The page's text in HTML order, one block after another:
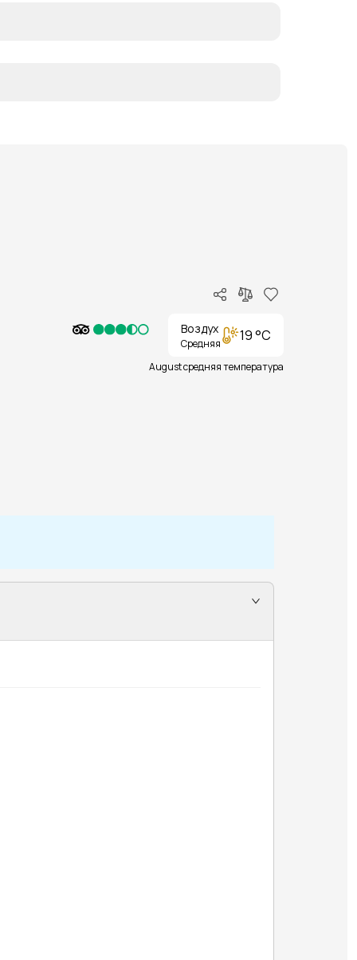
Воздух
Средняя 19 °C
August средняя температура